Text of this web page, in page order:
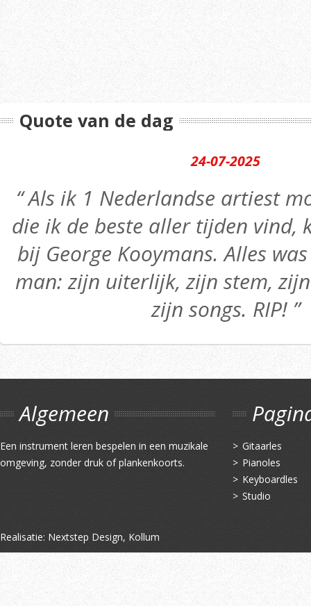
Quote van de dag
24-07-2025
“ Als ik 1 Nederlandse artiest
die ik de beste aller tijden vind,
bij George Kooymans. Alles
man: zijn uiterlijk, zijn stem,
zijn songs. RIP! ”
Algemeen
Een instrument leren bespelen in een muzikale
omgeving, zonder druk of plankenkoorts.
Gitaarles
Pianoles
Keyboardles
Studio
Realisatie: Nextstep Design, Kollum